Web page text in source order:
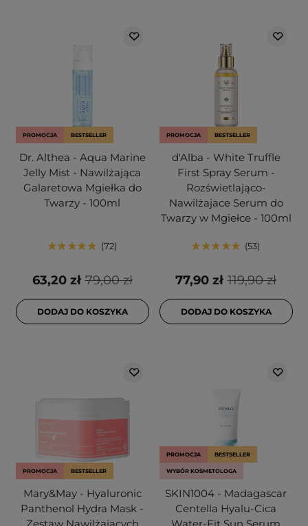
PROMOCJA BESTSELLER
Dr. Althea - Aqua Marine
Jelly Mist - Nawilżająca
Galaretowa Mgiełka do
Twarzy - 100ml
72
79,00 zł
63,20 zł
DODAJ DO KOSZYKA
PROMOCJA BESTSELLER
d'Alba - White Truffle
First Spray Serum -
Rozświetlająco-
Nawilżajace Serum do
Twarzy w Mgiełce - 100ml
53
119,90 zł
77,90 zł
DODAJ DO KOSZYKA
PROMOCJA BESTSELLER
Mary&May - Hyaluronic
Panthenol Hydra Mask -
PROMOCJA BESTSELLER
WYBÓR KOSMETOLOGA
SKIN1004 - Madagascar
Centella Hyalu-Cica